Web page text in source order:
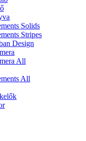
Solids
Stripes
Design
All
All